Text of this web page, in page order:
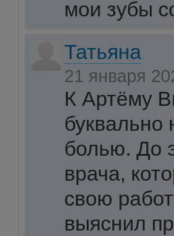
мои зубы
Татьяна
21 января
К Артёму
буквально
болью. До
врача,
свою
выяснил